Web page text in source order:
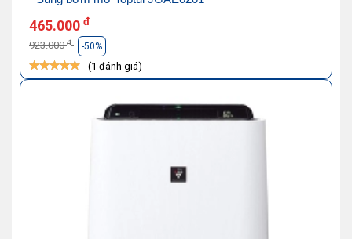
465.000 đ
923.000đ -50%
(1 đánh giá)